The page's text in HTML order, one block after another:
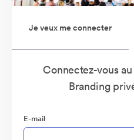
Je veux me connecter
Connectez-vous
Branding
E-mail